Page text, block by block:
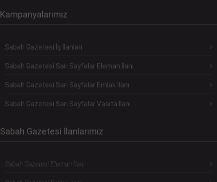
Kampanyalarımız
Sabah Gazetesi İş İlanları
Sabah Gazetesi Sarı Sayfalar Eleman İlanı
Sabah Gazetesi Sarı Sayfalar Emlak İlanı
Sabah Gazetesi Sarı Sayfalar Vasıta İlanı
Sabah Gazetesi İlanlarımız
Sabah Gazetesi Eleman İlanı